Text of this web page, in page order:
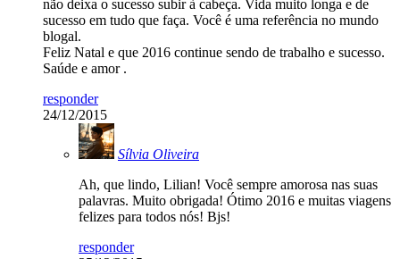
não deixa o sucesso subir à cabeça. Vida muito longa e de
sucesso em tudo que faça. Você é uma referência no mundo
blogal.
Feliz Natal e que 2016 continue sendo de trabalho e sucesso.
Saúde e amor .
responder
24/12/2015
Sílvia Oliveira
Ah, que lindo, Lilian! Você sempre amorosa nas suas
palavras. Muito obrigada! Ótimo 2016 e muitas viagens
felizes para todos nós! Bjs!
responder